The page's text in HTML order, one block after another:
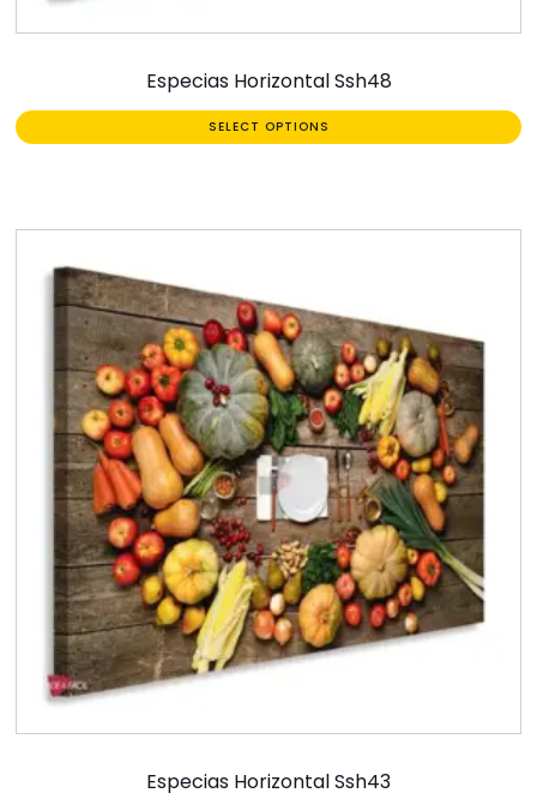
Especias Horizontal Ssh48
SELECT OPTIONS
Especias Horizontal Ssh43